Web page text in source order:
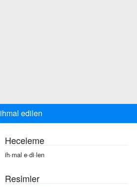
ihmal edilen
Heceleme
ih·mal e·di·len
Resimler